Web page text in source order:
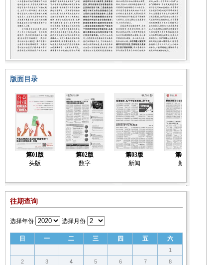
版面目录
第01版
头版
第02版
数字
第03版
新闻
第04版
新闻
往期查询
选择年份 选择月份
日 一 二 三 四 五 六
1
2
3 4 5 6 7
8